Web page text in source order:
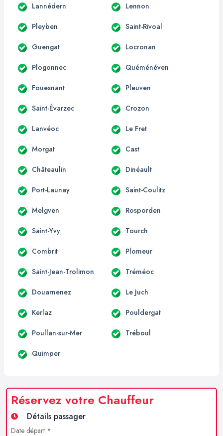
Lannédern Lennon
Pleyben Saint-Rivoal
Guengat Locronan
Plogonnec Quéménéven
Fouesnant Pleuven
Saint-Évarzec Crozon
Lanvéoc Le Fret
Morgat Cast
Châteaulin Dinéault
Port-Launay Saint-Coulitz
Melgven Rosporden
Saint-Yvy Tourch
Combrit Plomeur
Saint-Jean-Trolimon Tréméoc
Douarnenez Le Juch
Kerlaz Pouldergat
Poullan-sur-Mer Tréboul
Quimper
Réservez votre Chauffeur
Détails passager
Date départ *